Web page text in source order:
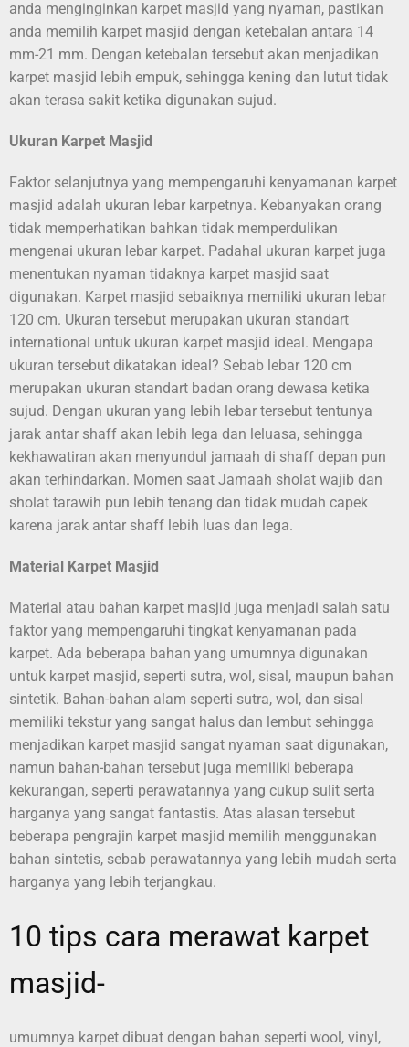
anda menginginkan karpet masjid yang nyaman, pastikan
anda memilih karpet masjid dengan ketebalan antara 14
mm-21 mm. Dengan ketebalan tersebut akan menjadikan
karpet masjid lebih empuk, sehingga kening dan lutut tidak
akan terasa sakit ketika digunakan sujud.
Ukuran Karpet Masjid
Faktor selanjutnya yang mempengaruhi kenyamanan karpet
masjid adalah ukuran lebar karpetnya. Kebanyakan orang
tidak memperhatikan bahkan tidak memperdulikan
mengenai ukuran lebar karpet. Padahal ukuran karpet juga
menentukan nyaman tidaknya karpet masjid saat
digunakan. Karpet masjid sebaiknya memiliki ukuran lebar
120 cm. Ukuran tersebut merupakan ukuran standart
international untuk ukuran karpet masjid ideal. Mengapa
ukuran tersebut dikatakan ideal? Sebab lebar 120 cm
merupakan ukuran standart badan orang dewasa ketika
sujud. Dengan ukuran yang lebih lebar tersebut tentunya
jarak antar shaff akan lebih lega dan leluasa, sehingga
kekhawatiran akan menyundul jamaah di shaff depan pun
akan terhindarkan. Momen saat Jamaah sholat wajib dan
sholat tarawih pun lebih tenang dan tidak mudah capek
karena jarak antar shaff lebih luas dan lega.
Material Karpet Masjid
Material atau bahan karpet masjid juga menjadi salah satu
faktor yang mempengaruhi tingkat kenyamanan pada
karpet. Ada beberapa bahan yang umumnya digunakan
untuk karpet masjid, seperti sutra, wol, sisal, maupun bahan
sintetik. Bahan-bahan alam seperti sutra, wol, dan sisal
memiliki tekstur yang sangat halus dan lembut sehingga
menjadikan karpet masjid sangat nyaman saat digunakan,
namun bahan-bahan tersebut juga memiliki beberapa
kekurangan, seperti perawatannya yang cukup sulit serta
harganya yang sangat fantastis. Atas alasan tersebut
beberapa pengrajin karpet masjid memilih menggunakan
bahan sintetis, sebab perawatannya yang lebih mudah serta
harganya yang lebih terjangkau.
10 tips cara merawat karpet
masjid-
umumnya karpet dibuat dengan bahan seperti wool, vinyl,